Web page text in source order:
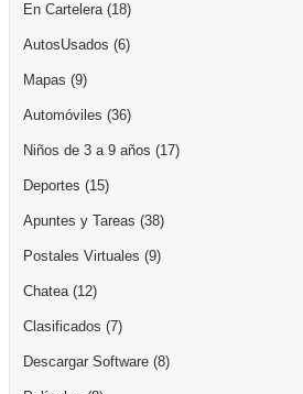
En Cartelera(18)
AutosUsados (6)
Mapas (9)
Automóviles (36)
Niños de 3 a 9 años (17)
Deportes (15)
Apuntes y Tareas (38)
Postales Virtuales (9)
Chatea(12)
Clasificados (7)
Descargar Software (8)